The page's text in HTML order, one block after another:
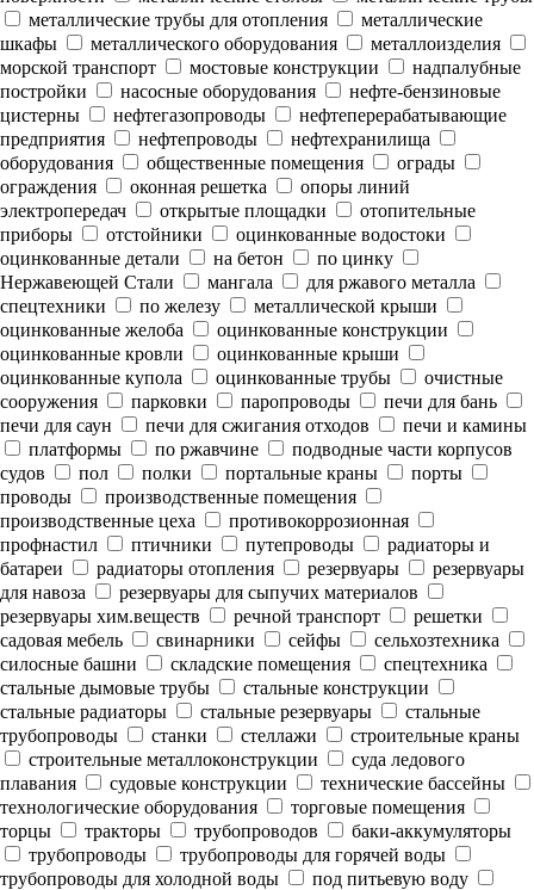
металлические трубы для отопления
металлические
шкафы
металлического оборудования
металлоизделия
морской транспорт
мостовые конструкции
надпалубные
постройки
насосные оборудования
нефте-бензиновые
цистерны
нефтегазопроводы
нефтеперерабатывающие
предприятия
нефтепроводы
нефтехранилища
оборудования
общественные помещения
ограды
ограждения
оконная решетка
опоры линий
электропередач
открытые площадки
отопительные
приборы
отстойники
оцинкованные водостоки
оцинкованные детали
на бетон
по цинку
Нержавеющей Стали
мангала
для ржавого металла
спецтехники
по железу
металлической крыши
оцинкованные желоба
оцинкованные конструкции
оцинкованные кровли
оцинкованные крыши
оцинкованные купола
оцинкованные трубы
очистные
сооружения
парковки паропроводы
печи для бань
печи для саун
печи для сжигания отходов
печи и камины
платформы
по ржавчине
подводные части корпусов
судов
пол полки портальные краны
порты
проводы
производственные помещения
производственные цеха
противокоррозионная
профнастил
птичники путепроводы
радиаторы и
батареи
радиаторы отопления резервуары
резервуары
для навоза
резервуары для сыпучих материалов
резервуары хим.веществ
речной транспорт
решетки
садовая мебель
свинарники сейфы
сельхозтехника
силосные башни
складские помещения
спецтехника
стальные дымовые трубы
стальные конструкции
стальные радиаторы
стальные резервуары
стальные
трубопроводы
станки стеллажи
строительные краны
строительные металлоконструкции
суда ледового
плавания
судовые конструкции
технические бассейны
технологические оборудования
торговые помещения
торцы
тракторы трубопроводов
баки-аккумуляторы
трубопроводы
трубопроводы для горячей воды
трубопроводы для холодной воды
под питьевую воду